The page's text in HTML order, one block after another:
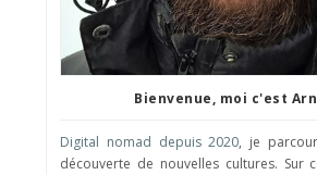
Bienvenue, moi c'est
Digital nomad depuis 2020, je
découverte de nouvelles cultures. Sur